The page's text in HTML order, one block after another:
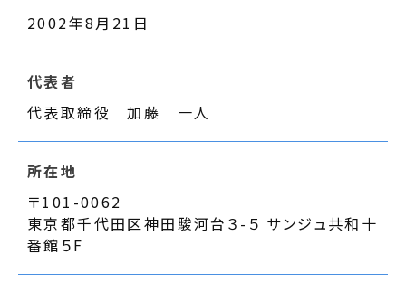
2002年8月21日
代表者
代表取締役 加藤 一人
所在地
〒101-0062
東京都千代田区神田駿河台３-５ サンジュ共和十
番館５F